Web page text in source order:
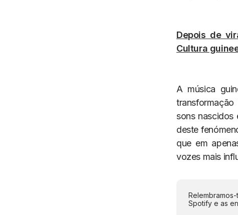
Depois de
Cultura
A música
sons nascidos
deste
que em
vozes mais
Spotify e as